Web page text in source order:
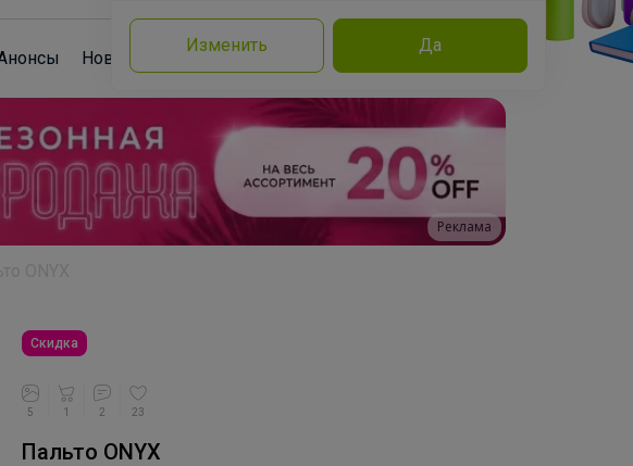
Изменить Да
Новости Команда Эксперты
Реклама
Скидка
5 1 2 23
Пальто ONYX